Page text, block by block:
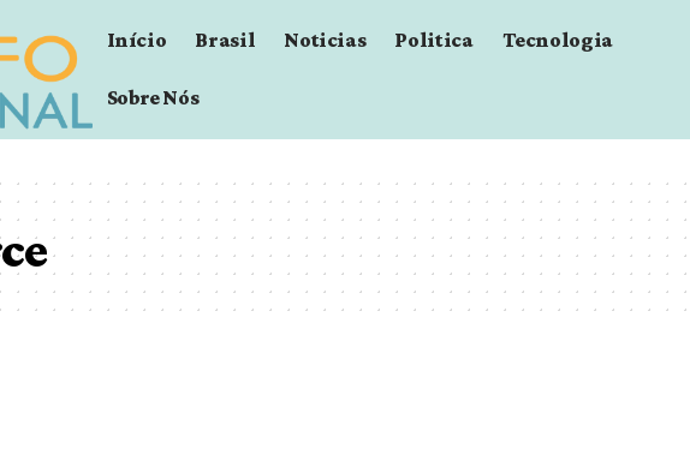
Início Brasil Noticias Politica Tecnologia
Sobre Nós